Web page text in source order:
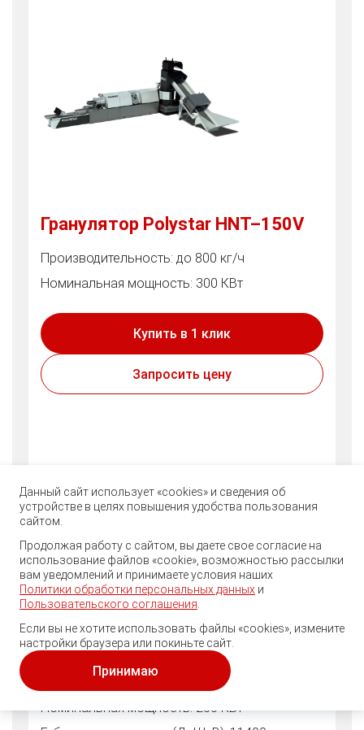
Георгий
Здравствуйте! Готов помочь
Вам. Напишите мне, если у
Вас появятся вопросы.
Гранулятор Polystar HNT–150V
Производительность: до 800 кг/ч
Номинальная мощность: 300 КВт
Купить в 1 клик
Запросить цену
Гранулятор Polystar HNT–120V
Производительность: до 600 кг/ч
Номинальная мощность: 250 КВт
Данный сайт использует «cookies» и сведения об
устройстве в целях повышения удобства пользования
сайтом.
Продолжая работу с сайтом, вы даете свое согласие на
использование файлов «cookie», возможностью рассылки
вам уведомлений и принимаете условия наших
Политики обработки персональных данных и
Пользовательского соглашения
Если вы не хотите использовать файлы «cookies», измените
настройки браузера или покиньте сайт.
Принимаю